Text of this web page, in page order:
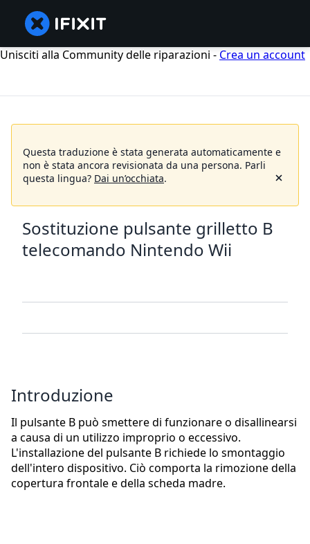
Unisciti alla Community delle riparazioni - Crea un account
Questa traduzione è stata generata automaticamente e
non è stata ancora revisionata da una persona. Parli
questa lingua? Dai un’occhiata.
Sostituzione pulsante grilletto B
telecomando Nintendo Wii
Introduzione
Il pulsante B può smettere di funzionare o disallinearsi
a causa di un utilizzo improprio o eccessivo.
L'installazione del pulsante B richiede lo smontaggio
dell'intero dispositivo. Ciò comporta la rimozione della
copertura frontale e della scheda madre.